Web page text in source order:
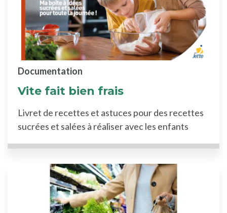
Vite fait bien frais
Documentation
Livret de recettes et astuces pour des recettes
sucrées et salées à réaliser avec les enfants